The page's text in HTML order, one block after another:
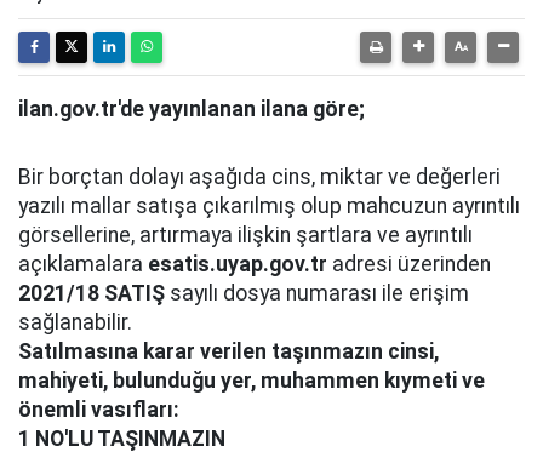
ilan.gov.tr'de yayınlanan ilana göre;
Bir borçtan dolayı aşağıda cins, miktar ve değerleri
yazılı mallar satışa çıkarılmış olup mahcuzun ayrıntılı
görsellerine, artırmaya ilişkin şartlara ve ayrıntılı
açıklamalara esatis.uyap.gov.tr adresi üzerinden
2021/18 SATIŞ sayılı dosya numarası ile erişim
sağlanabilir.
Satılmasına karar verilen taşınmazın cinsi,
mahiyeti, bulunduğu yer, muhammen kıymeti ve
önemli vasıfları:
1 NO'LU TAŞINMAZIN